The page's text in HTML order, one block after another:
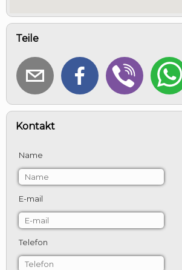
Teile
Kontakt
Name
E-mail
Telefon